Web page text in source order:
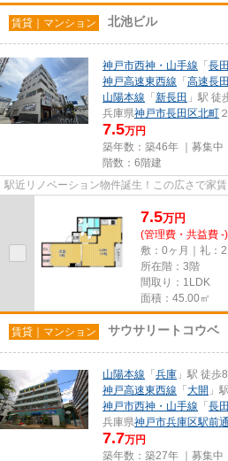
賃貸｜マンション 北池ビル
神戸市西神・山手線 「 長田
神戸高速東西線 「 高速長田
山陽本線 「 新長田 」駅 徒
兵庫県神戸市長田区北町
7.5万円
築年数：築46年 ｜募集中
階数：6階建
駅近リノベーション物件誕生！この広さで家賃
7.5万円
(管理費・共益費 -)
敷：0ヶ月｜礼：2
所在階：3階
間取り：1LDK
面積：45.00㎡
賃貸｜マンション サウサリートコウベ
山陽本線 「 兵庫 」駅 徒歩
神戸高速東西線 「 大開 」
神戸市西神・山手線 「 長田
兵庫県神戸市兵庫区駅前通
7.7万円
築年数：築27年 ｜募集中